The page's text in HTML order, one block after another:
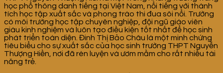
học phổ thông danh tiếng tại Việt Nam, nổi tiếng với thành
tích học tập xuất sắc và phong trào thi đua sôi nổi. Trường
có môi trường học tập chuyên nghiệp, đội ngũ giáo viên
giàu kinh nghiệm và luôn tạo điều kiện tốt nhất để học sinh
phát triển toàn diện. Đinh Thị Bảo Châu là một minh chứng
tiêu biểu cho sự xuất sắc của học sinh trường THPT Nguyễn
Thượng Hiền, nơi đã rèn luyện và ươm mầm cho rất nhiều tài
năng trẻ.